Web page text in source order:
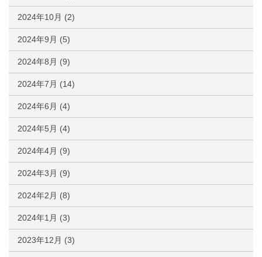
2024年10月 (2)
2024年9月 (5)
2024年8月 (9)
2024年7月 (14)
2024年6月 (4)
2024年5月 (4)
2024年4月 (9)
2024年3月 (9)
2024年2月 (8)
2024年1月 (3)
2023年12月 (3)